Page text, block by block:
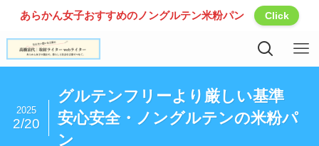
あらかん女子おすすめのノングルテン米粉パン Click
グルテンフリーより厳しい基準
安心安全・ノングルテンの米粉パ
ン
2025
2/20